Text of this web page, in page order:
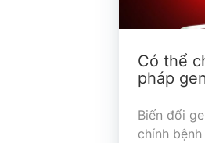
Có thể
pháp
Biến đổi
chính